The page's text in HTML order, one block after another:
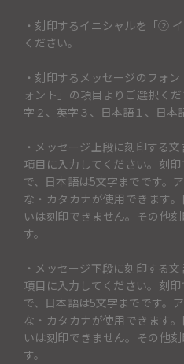
・刻印するイニシャルを「②
ください。
・刻印するメッセージのフォ
ォント」の項目よりご選択く
字２、英字３、日本語１、日本
・メッセージ上段に刻印する
項目に入力してください。刻
で、日本語は5文字までです。
な・カタカナが使用できます
いは刻印できません。その他
す。
・メッセージ下段に刻印する
項目に入力してください。刻
で、日本語は5文字までです。
な・カタカナが使用できます
いは刻印できません。その他
す。